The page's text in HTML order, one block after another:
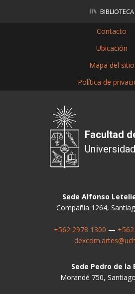
BIBLIOTECA
Contacto
Ubicación
Mapa del sitio
Política de
Facultad
Sede Alfonso
Compañía 1264,
+562 2978 1300 —
Sede Pedro de la
Morandé 750,